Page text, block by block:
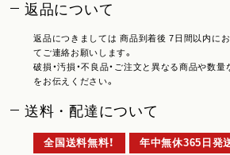
返品について
返品につきましては 商品到着後 7日間以内に
てご連絡お願いします。
破損・汚損・不良品・ご注文と異なる商品や数量
をお伝えください。
送料・配達について
全国送料無料！ 年中無休365日発